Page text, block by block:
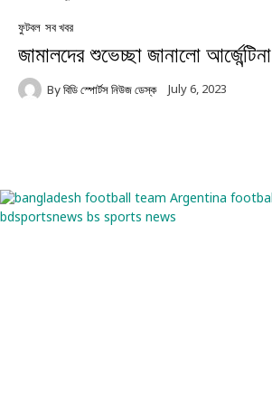
ফুটবল সব খবর
জামালদের শুভেচ্ছা জানালো আর্জেন্টিনা
By বিডি স্পোর্টস নিউজ ডেস্ক July 6, 2023